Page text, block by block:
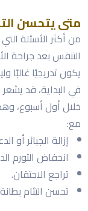
متى يتحسن
من أكثر الأسئلة
التنفس بعد جراحة
يكون تدريجيًا غالبًا
في البداية، قد
خلال أول أسبوع،
مع:
إزالة الجبائر أو
انخفاض التورم
تراجع الاحتقان.
تحسن التئام